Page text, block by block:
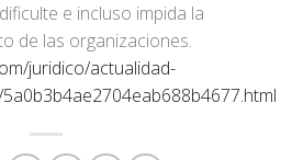
e incluso impida la
de las organizaciones.
juridico/actualidad-